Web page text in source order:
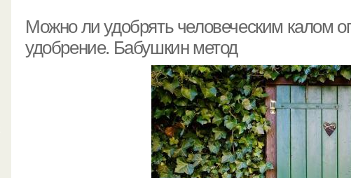
Можно ли удобрять человеческим калом
удобрение. Бабушкин метод